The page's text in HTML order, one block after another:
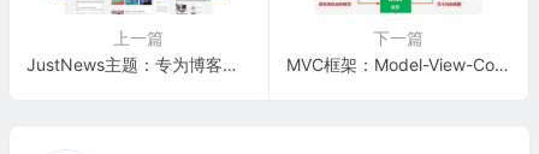
上一篇
JustNews主题：专为博客、自媒体、资讯类的网站设计开发
下一篇
MVC框架：Model-View-Controller（MVC）一种软件架构模式